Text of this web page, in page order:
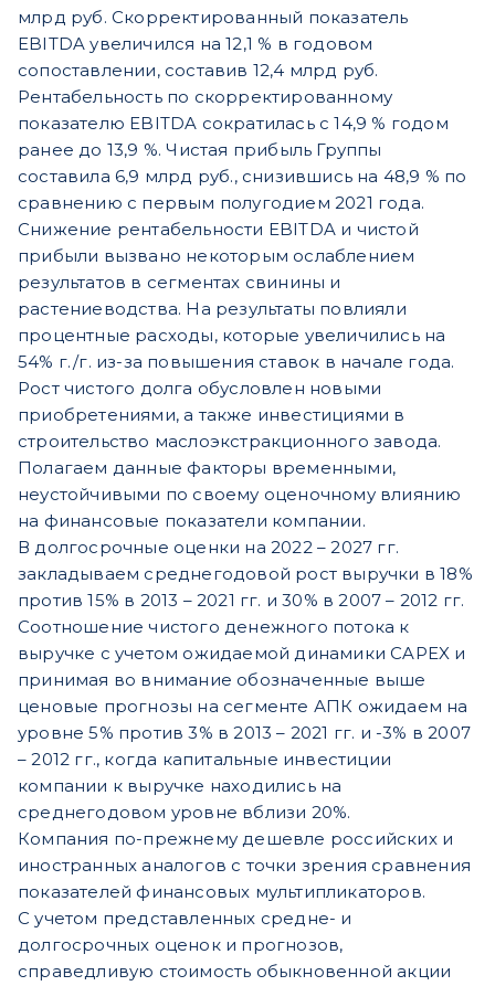
млрд руб. Скорректированный показатель
EBITDA увеличился на 12,1 % в годовом
сопоставлении, составив 12,4 млрд руб.
Рентабельность по скорректированному
показателю EBITDA сократилась с 14,9 % годом
ранее до 13,9 %. Чистая прибыль Группы
составила 6,9 млрд руб., снизившись на 48,9 % по
сравнению с первым полугодием 2021 года.
Снижение рентабельности EBITDA и чистой
прибыли вызвано некоторым ослаблением
результатов в сегментах свинины и
растениеводства. На результаты повлияли
процентные расходы, которые увеличились на
54% г./г. из-за повышения ставок в начале года.
Рост чистого долга обусловлен новыми
приобретениями, а также инвестициями в
строительство маслоэкстракционного завода.
Полагаем данные факторы временными,
неустойчивыми по своему оценочному влиянию
на финансовые показатели компании.
В долгосрочные оценки на 2022 – 2027 гг.
закладываем среднегодовой рост выручки в 18%
против 15% в 2013 – 2021 гг. и 30% в 2007 – 2012 гг.
Соотношение чистого денежного потока к
выручке с учетом ожидаемой динамики CAPEX и
принимая во внимание обозначенные выше
ценовые прогнозы на сегменте АПК ожидаем на
уровне 5% против 3% в 2013 – 2021 гг. и -3% в 2007
– 2012 гг., когда капитальные инвестиции
компании к выручке находились на
среднегодовом уровне вблизи 20%.
Компания по-прежнему дешевле российских и
иностранных аналогов с точки зрения сравнения
показателей финансовых мультипликаторов.
С учетом представленных средне- и
долгосрочных оценок и прогнозов,
справедливую стоимость обыкновенной акции